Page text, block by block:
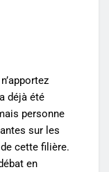
déjà été
personne
sur les
cette filière.
en